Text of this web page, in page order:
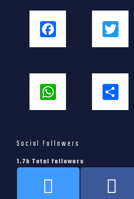
Facebook Twitter
WhatsApp Share
Social Followers
1.7k Total followers